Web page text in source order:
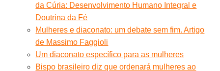
da Cúria: Desenvolvimento Humano Integral e
Doutrina da Fé
Mulheres e diaconato: um debate sem fim. Artigo
de Massimo Faggioli
Um diaconato específico para as mulheres
Bispo brasileiro diz que ordenará mulheres ao